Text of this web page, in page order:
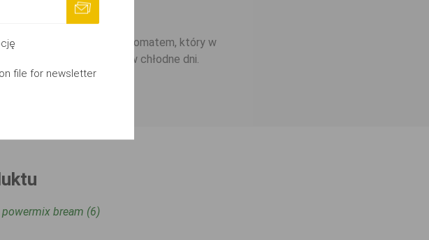
chcesz skusić Rybę aromatem, który w
daje Ci przewagę w chłodne dni.
powermix bream (6)
file for newsletter